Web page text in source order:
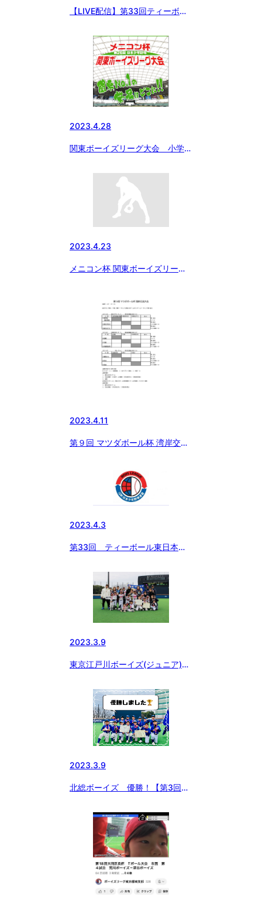
【LIVE配信】第33回ティーボー
2023.4.28
関東ボーイズリーグ大会 小学部
2023.4.23
メニコン杯 関東ボーイズリーグ
2023.4.11
第９回 マツダボール杯 湾岸交流
2023.4.3
第33回 ティーボール東日本大
2023.3.9
東京江戸川ボーイズ(ジュニア)第
✨準優勝✨
2023.3.9
北総ボーイズ 優勝！【第3回大